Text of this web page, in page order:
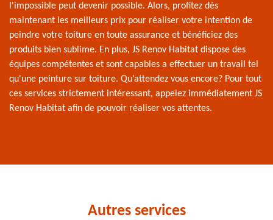
l'impossible peut devenir possible. Alors, profitez dès
maintenant les meilleurs prix pour réaliser votre intention de
peindre votre toiture en toute assurance et bénéficiez des
produits bien sublime. En plus, JS Renov Habitat dispose des
équipes compétentes et sont capables a effectuer un travail tel
qu'une peinture sur toiture. Qu’attendez vous encore? Pour tout
ces services strictement intéressant, appelez immédiatement JS
Renov Habitat afin de pouvoir réaliser vos attentes.
Autres services